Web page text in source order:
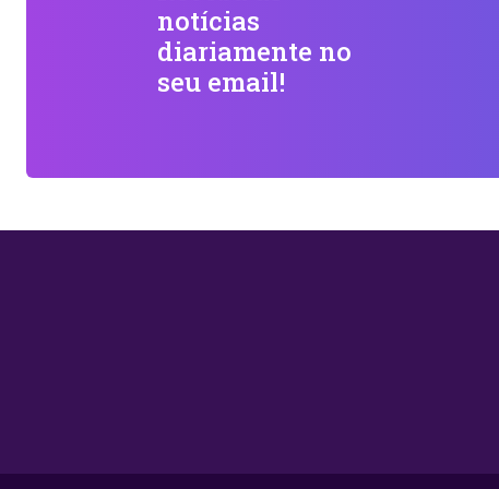
notícias
diariamente no
seu email!